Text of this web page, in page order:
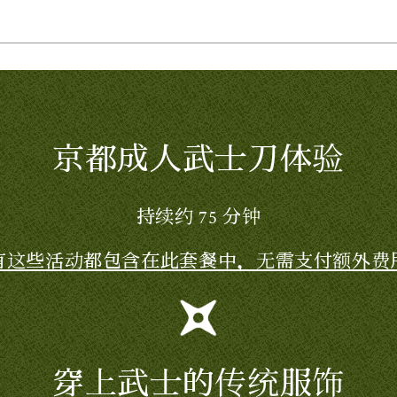
京都成人武士刀体验
持续约 75 分钟
这些活动都包含在此套餐中，无需支付额外费
穿上武士的传统服饰